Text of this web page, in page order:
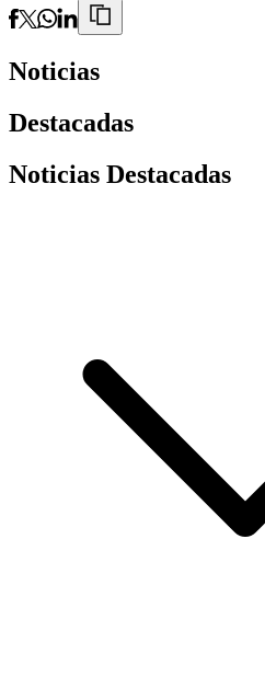
Noticias
Destacadas
Noticias Destacadas